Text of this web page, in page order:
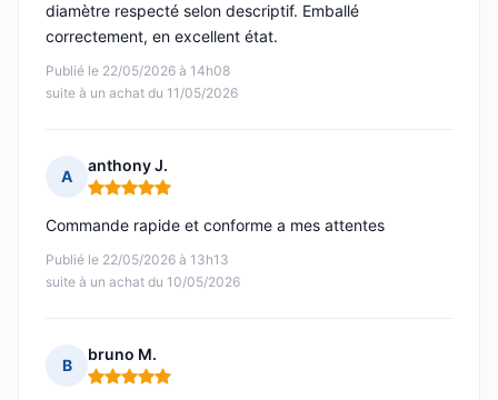
Publié le 22/05/2026 à 14h08
suite à un achat du 11/05/2026
diamètre respecté selon descriptif. Emballé
correctement, en excellent état.
A
anthony J.
Note : 5 sur 5
Publié le 22/05/2026 à 13h13
suite à un achat du 10/05/2026
Commande rapide et conforme a mes attentes
B
bruno M.
Note : 5 sur 5